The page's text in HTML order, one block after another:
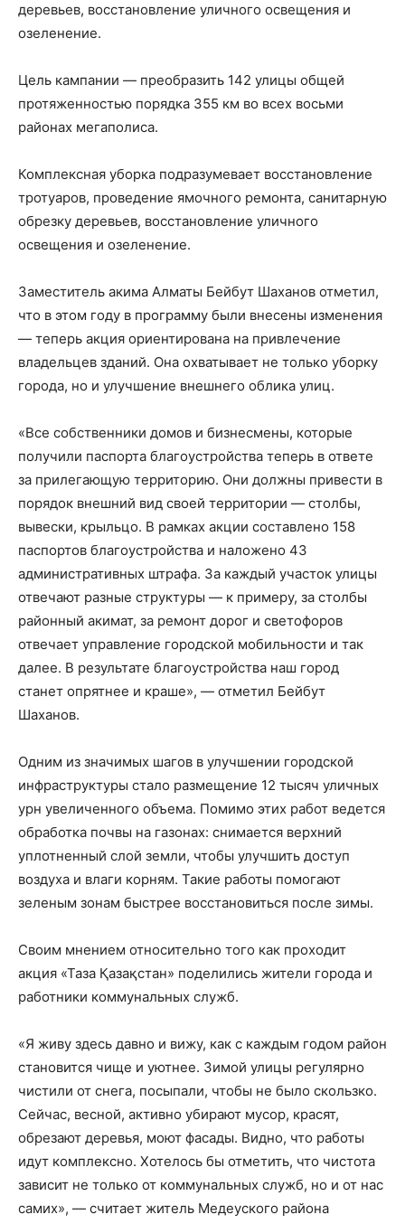
деревьев, восстановление уличного освещения и
озеленение.
Цель кампании — преобразить 142 улицы общей
протяженностью порядка 355 км во всех восьми
районах мегаполиса.
Комплексная уборка подразумевает восстановление
тротуаров, проведение ямочного ремонта, санитарную
обрезку деревьев, восстановление уличного
освещения и озеленение.
Заместитель акима Алматы Бейбут Шаханов отметил,
что в этом году в программу были внесены изменения
— теперь акция ориентирована на привлечение
владельцев зданий. Она охватывает не только уборку
города, но и улучшение внешнего облика улиц.
«Все собственники домов и бизнесмены, которые
получили паспорта благоустройства теперь в ответе
за прилегающую территорию. Они должны привести в
порядок внешний вид своей территории — столбы,
вывески, крыльцо. В рамках акции составлено 158
паспортов благоустройства и наложено 43
административных штрафа. За каждый участок улицы
отвечают разные структуры — к примеру, за столбы
районный акимат, за ремонт дорог и светофоров
отвечает управление городской мобильности и так
далее. В результате благоустройства наш город
станет опрятнее и краше», — отметил Бейбут
Шаханов.
Одним из значимых шагов в улучшении городской
инфраструктуры стало размещение 12 тысяч уличных
урн увеличенного объема. Помимо этих работ ведется
обработка почвы на газонах: снимается верхний
уплотненный слой земли, чтобы улучшить доступ
воздуха и влаги корням. Такие работы помогают
зеленым зонам быстрее восстановиться после зимы.
Своим мнением относительно того как проходит
акция «Таза Қазақстан» поделились жители города и
работники коммунальных служб.
«Я живу здесь давно и вижу, как с каждым годом район
становится чище и уютнее. Зимой улицы регулярно
чистили от снега, посыпали, чтобы не было скользко.
Сейчас, весной, активно убирают мусор, красят,
обрезают деревья, моют фасады. Видно, что работы
идут комплексно. Хотелось бы отметить, что чистота
зависит не только от коммунальных служб, но и от нас
самих», — считает житель Медеуского района